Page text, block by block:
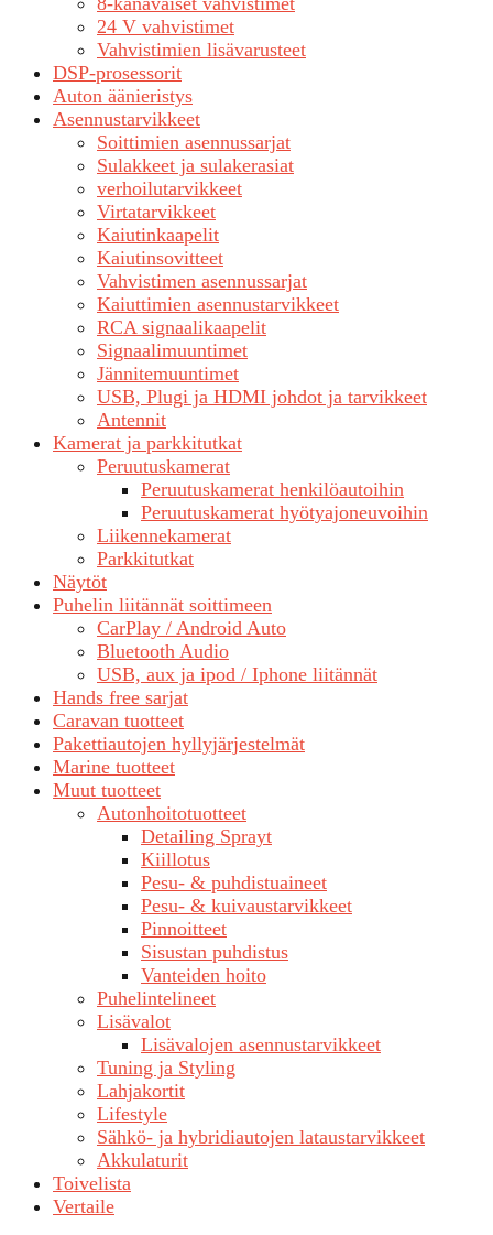
24 V vahvistimet
Vahvistimien lisävarusteet
DSP-prosessorit
Auton äänieristys
Asennustarvikkeet
Soittimien asennussarjat
Sulakkeet ja sulakerasiat
verhoilutarvikkeet
Virtatarvikkeet
Kaiutinkaapelit
Kaiutinsovitteet
Vahvistimen asennussarjat
Kaiuttimien asennustarvikkeet
RCA signaalikaapelit
Signaalimuuntimet
Jännitemuuntimet
USB, Plugi ja HDMI johdot ja tarvikkeet
Antennit
Kamerat ja parkkitutkat
Peruutuskamerat
Peruutuskamerat henkilöautoihin
Peruutuskamerat hyötyajoneuvoihin
Liikennekamerat
Parkkitutkat
Näytöt
Puhelin liitännät soittimeen
CarPlay / Android Auto
Bluetooth Audio
USB, aux ja ipod / Iphone liitännät
Hands free sarjat
Caravan tuotteet
Pakettiautojen hyllyjärjestelmät
Marine tuotteet
Muut tuotteet
Autonhoitotuotteet
Detailing Sprayt
Kiillotus
Pesu- & puhdistuaineet
Pesu- & kuivaustarvikkeet
Pinnoitteet
Sisustan puhdistus
Vanteiden hoito
Puhelintelineet
Lisävalot
Lisävalojen asennustarvikkeet
Tuning ja Styling
Lahjakortit
Lifestyle
Sähkö- ja hybridiautojen lataustarvikkeet
Akkulaturit
Toivelista
Vertaile